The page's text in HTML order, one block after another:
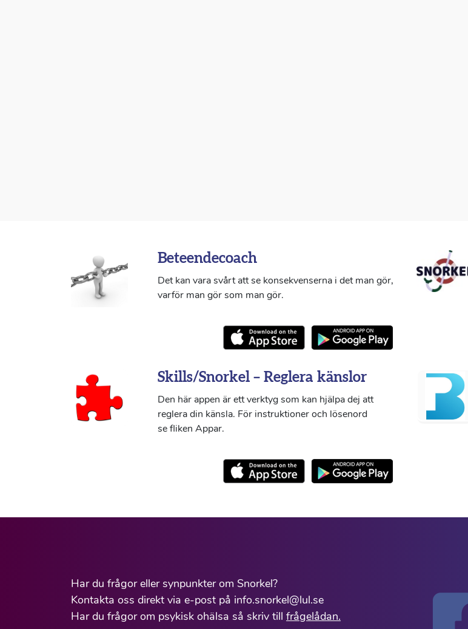
Beteendecoach
Det kan vara svårt att se konsekvenserna i det man gör,
varför man gör som man gör.
Skills/Snorkel – Reglera känslor
Den här appen är ett verktyg som kan hjälpa dej att
reglera din känsla. För instruktioner och lösenord
se fliken Appar.
Har du frågor eller synpunkter om Snorkel?
Kontakta oss direkt via e-post på info.snorkel@lul.se
Har du frågor om psykisk ohälsa så skriv till frågelådan.